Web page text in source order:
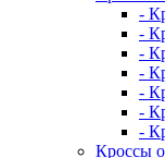
-
-
-
-
-
-
-
Кроссы